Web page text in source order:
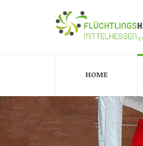
HOME